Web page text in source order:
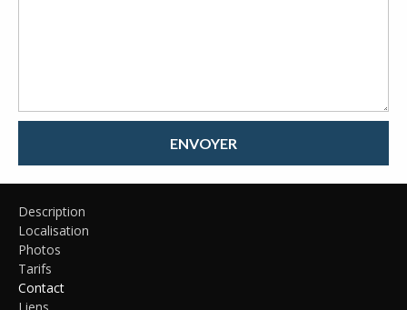
ENVOYER
Description
Localisation
Photos
Tarifs
Contact